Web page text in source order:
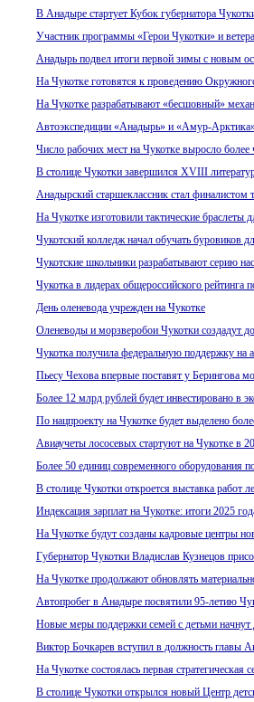
В Анадыре стартует Кубок губернатора
Участник программы «Герои Чукотки» и
Анадырь подвел итоги первой зимы с новым
На Чукотке готовятся к проведению
На Чукотке разрабатывают «бесшовный»
Автоэкспедиции «Анадырь» и «Амур-Арктика»
Число рабочих мест на Чукотке выросло более
В столице Чукотки завершился XVIII
Анадырский старшеклассник стал
На Чукотке изготовили тактические
Чукотский колледж начал обучать буровиков
Чукотские школьники разрабатывают серию
Чукотка в лидерах общероссийского
День оленевода учрежден на Чукотке
Оленеводы и морзверобои Чукотки создадут
Чукотка получила федеральную поддержку на
Пьесу Чехова впервые поставят у Берингова
Более 12 млрд рублей будет инвестировано в
По нацпроекту на Чукотке будет выделено
Авиаучеты лососевых стартуют на Чукотке в
Более 50 единиц современного оборудования
В столице Чукотки откроется выставка работ
Индексация зарплат на Чукотке: итоги 2025
На Чукотке будут созданы кадровые центры
Губернатор Чукотки Владислав Кузнецов
На Чукотке продолжают обновлять
Автопробег в Анадыре посвятили 95-летию
Новые меры поддержки семей с детьми начнут
Виктор Бочкарев вступил в должность главы
На Чукотке состоялась первая стратегическая
В столице Чукотки открылся новый Центр